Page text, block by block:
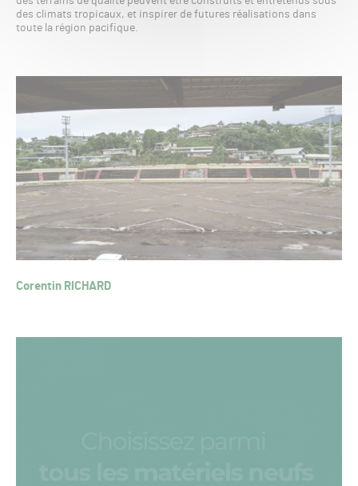
des climats tropicaux, et inspirer de futures réalisations dans
toute la région pacifique.
Corentin RICHARD